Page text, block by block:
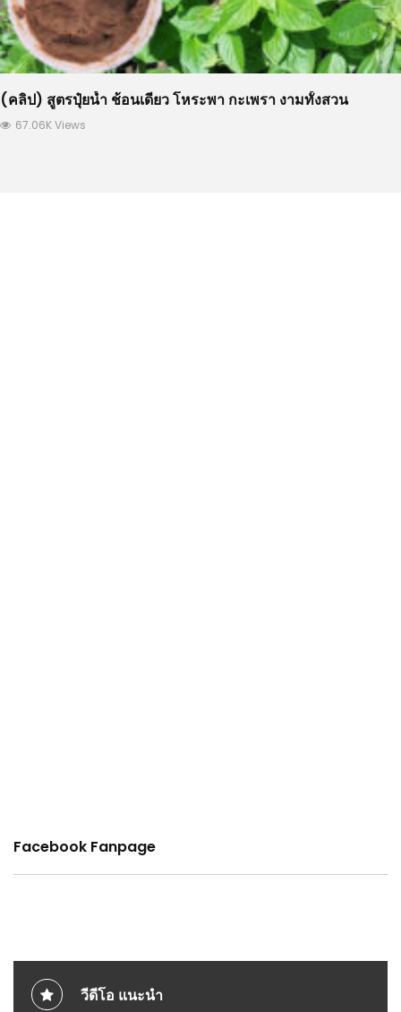
(คลิป) สูตรปุ๋ยน้ำ ช้อนเดียว โหระพา กะเพรา งามทั้งสวน
67.06K Views
Facebook Fanpage
วีดีโอ แนะนำ